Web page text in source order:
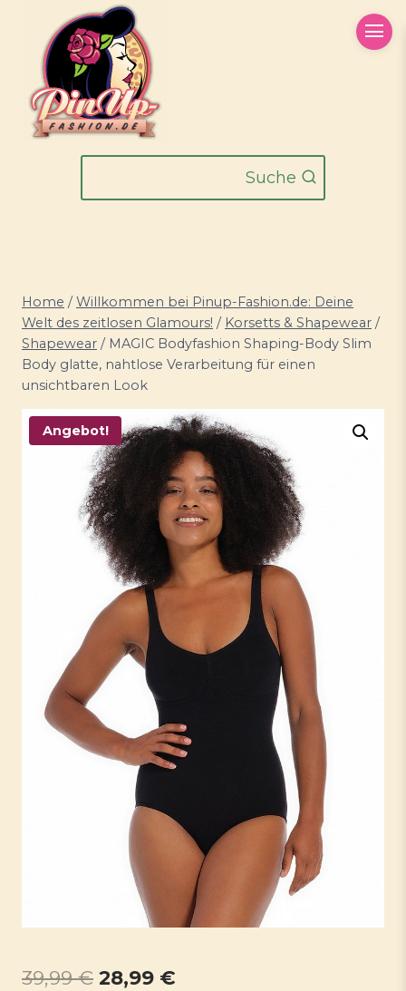
springen
Suche
Home / Willkommen bei Pinup-Fashion.de: Deine
Welt des zeitlosen Glamours! / Korsetts & Shapewear /
Shapewear / MAGIC Bodyfashion Shaping-Body Slim
Body glatte, nahtlose Verarbeitung für einen
unsichtbaren Look
Angebot!
39,99€ Ursprünglicher
28,99 €